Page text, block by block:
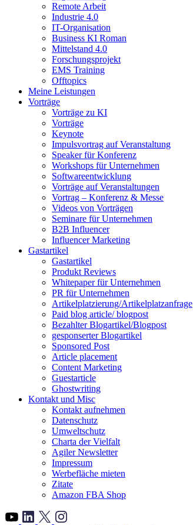
Remote Arbeit
Industrie 4.0
IT-Organisation
Business KI Roman
Mittelstand 4.0
Forschungsprojekt
EMS Training
Offtopics
Meine Leistungen
Vorträge
Vorträge zu KI
Vorträge
Keynote
Impulsvortrag auf Veranstaltung
Speaker für Konferenz
Workshops für Unternehmen
Softwareentwicklung
Vorträge auf Veranstaltungen
Vortrag – Konferenz & Messe
Videos von Vorträgen
Seminare für Unternehmen
B2B Influencer
Influencer Marketing
Gastartikel
Gastartikel
Produkt Reviews
Whitepaper für Unternehmen
PR für Unternehmen
Artikelplatzierung/Artikelplatzanfrage
Paid blog article/ blogpost
Bezahlter Blogartikel/Blogpost
gesponserter Blogartikel
Sponsored Post
Article placement
Content Marketing
Guestarticle
Ghostwriting
Kontakt und Misc
Kontakt aufnehmen
Datenschutz
Umweltschutz
Charta der Vielfalt
Agiler Newsletter
Impressum
Werbefläche mieten
Zitate
Amazon FBA Shop